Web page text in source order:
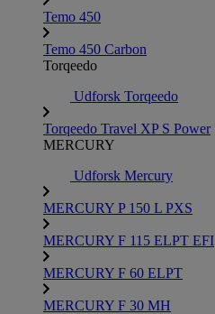
Temo 450
Temo 450 Carbon
Torqeedo
Udforsk Torqeedo
Torqeedo Travel XP S Power
MERCURY
Udforsk Mercury
MERCURY P 150 L PXS
MERCURY F 115 ELPT EFI
MERCURY F 60 ELPT
MERCURY F 30 MH